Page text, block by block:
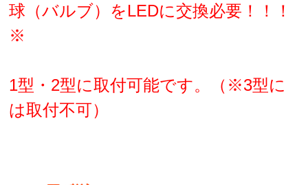
球（バルブ）をLEDに交換必要！！！
※
1型・2型に取付可能です。（※3型に
は取付不可）